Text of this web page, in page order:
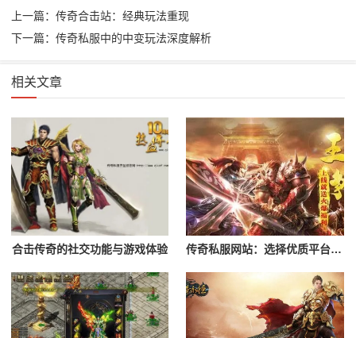
上一篇：传奇合击站：经典玩法重现
下一篇：传奇私服中的中变玩法深度解析
相关文章
合击传奇的社交功能与游戏体验 传奇私服网站：选择优质平台攻略